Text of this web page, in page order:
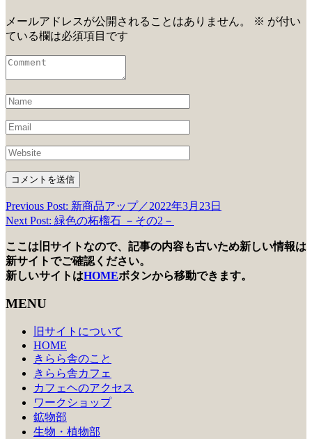
メールアドレスが公開されることはありません。 ※ が付い
ている欄は必須項目です
投
稿
ナ
ビ
ゲ
Previous Post: 新商品アップ／2022年3月23日
Next Post: 緑色の柘榴石 －その2－
ここは旧サイトなので、記事の内容も古いため新しい情報は
新サイトでご確認ください。
新しいサイトはHOMEボタンから移動できます。
MENU
旧サイトについて
HOME
きらら舎のこと
きらら舎カフェ
カフェヘのアクセス
ワークショップ
鉱物部
生物・植物部